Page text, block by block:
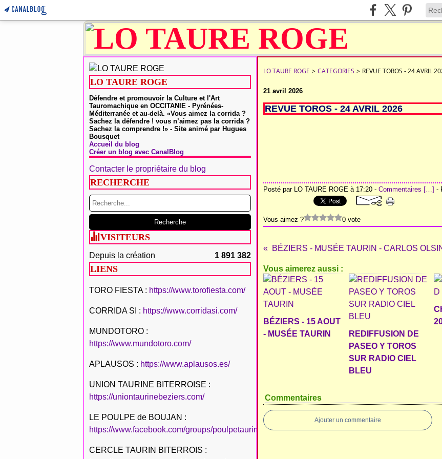
LO TAURE ROGE
Défendre et promouvoir la Culture et l'Art
Tauromachique en OCCITANIE - Pyrénées-
Méditerranée et au-delà. «Vous aimez la corrida ?
Sachez la défendre ! vous n’aimez pas la corrida ?
Sachez la comprendre !» - Site animé par Hugues
Bousquet
Accueil du blog
Créer un blog avec CanalBlog
Contacter le propriétaire du blog
RECHERCHE
VISITEURS
Depuis la création 1 891 382
LIENS
TORO FIESTA : https://www.torofiesta.com/
CORRIDA SI : https://www.corridasi.com/
MUNDOTORO :
https://www.mundotoro.com/
APLAUSOS : https://www.aplausos.es/
UNION TAURINE BITERROISE :
https://uniontaurinebeziers.com/
LE POULPE de BOUJAN :
https://www.facebook.com/groups/poulpetaurinboujan/
CERCLE TAURIN BITERROIS :
LO TAURE ROGE > CATEGORIES > REVUE TOROS - 24 AVRIL
21 avril 2026
REVUE TOROS - 24 AVRIL 2026
Posté par LO TAURE ROGE à 17:20 - Commentaires […] -
Vous aimez ? 0 vote
Vous aimerez aussi :
BÉZIERS - 15 AOUT
- MUSÉE TAURIN
REDIFFUSION DE
PASEO Y TOROS
SUR RADIO CIEL
BLEU
Commentaires
Ajouter un commentaire